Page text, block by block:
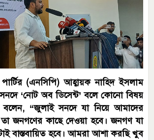
(এনসিপি) আহ্বায়ক নাহিদ ইসলাম
‘নোট অব ডিসেন্ট’ বলে কোনো বিষয়
বলেন, “জুলাই সনদে যা নিয়ে আমাদের
জনগণের কাছে দেওয়া হবে। জনগণ যা
বাস্তবায়িত হবে। আমরা আশা করছি খুব